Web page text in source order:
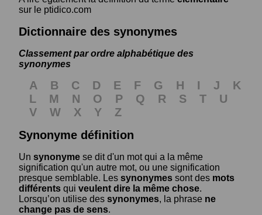
sur le ptidico.com
Dictionnaire des synonymes
Classement par ordre alphabétique des
synonymes
A B C D E F G H I J
K
L
M N O P Q R S T
U
V
W X Y
Z
Synonyme définition
Un synonyme se dit d'un mot qui a la même
signification qu'un autre mot, ou une signification
presque semblable. Les synonymes sont des mots
différents qui veulent dire la même chose.
Lorsqu’on utilise des synonymes, la phrase ne
change pas de sens.